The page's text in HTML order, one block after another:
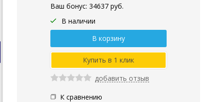
Ваш бонус: 34637 руб.
В наличии
добавить отзыв
К сравнению